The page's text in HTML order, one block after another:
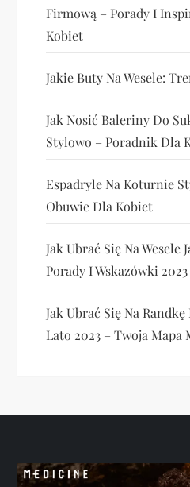
Firmową – Porady I
Kobiet
Jakie Buty Na Wesele:
Jak Nosić Baleriny Do
Stylowo – Poradnik Dla
Espadryle Na Koturnie
Obuwie Dla Kobiet
Jak Ubrać Się Na Wesele
Porady I Wskazówki 2023
Jak Ubrać Się Na
Lato 2023 – Twoja Mapa